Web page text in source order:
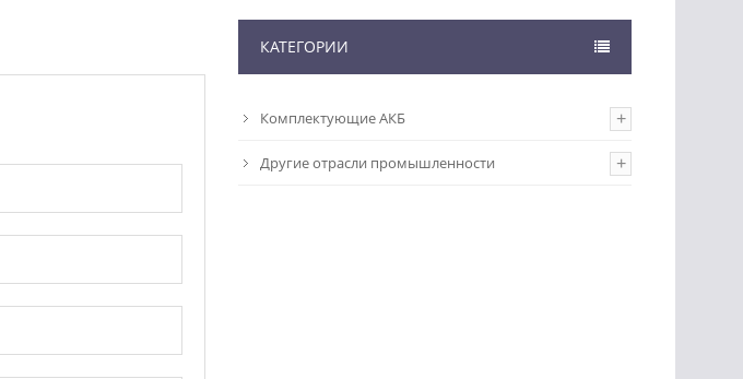
КАТЕГОРИИ
Комплектующие АКБ
Другие отрасли промышленности